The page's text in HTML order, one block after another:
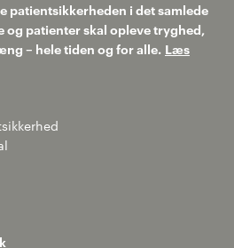
patientsikkerheden i det samlede
patienter skal opleve tryghed,
– hele tiden og for alle. Læs